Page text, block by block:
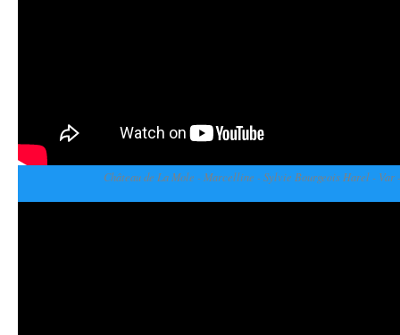
Château de La Mole - Marcelline - Sylvie Bourgeois Harel - Var